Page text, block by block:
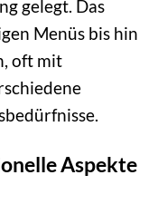
gelegt. Das
Menüs bis hin
oft mit
Aspekte